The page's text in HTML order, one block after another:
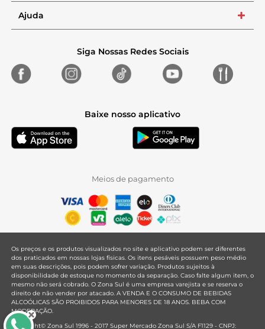
Ajuda +
Siga Nossas Redes Sociais
Baixe nosso aplicativo
Meios de pagamento
Os preços e os produtos visualizados no site e aplicativo podem ser diferentes
dos praticados em nossas lojas físicas. Os itens pesáveis possuem peso médio
em suas descrições, pois podem sofrer variação. Produtos sujeitos à
disponibilidade de estoque no momento da separação. Caso falte algum item, o
mesmo não será cobrado. O Zona Sul é uma empresa varejista e se reserva o
direito de não vender por atacado. A VENDA E O CONSUMO DE BEBIDAS
ALCOÓLICAS SÃO PROIBIDOS PARA MENORES DE 18 ANOS. BEBA COM
MODERAÇÃO.
Copyright© Zona Sul 1996 - 2017 Super Mercado Zona Sul S/A F1129 - CNPJ: